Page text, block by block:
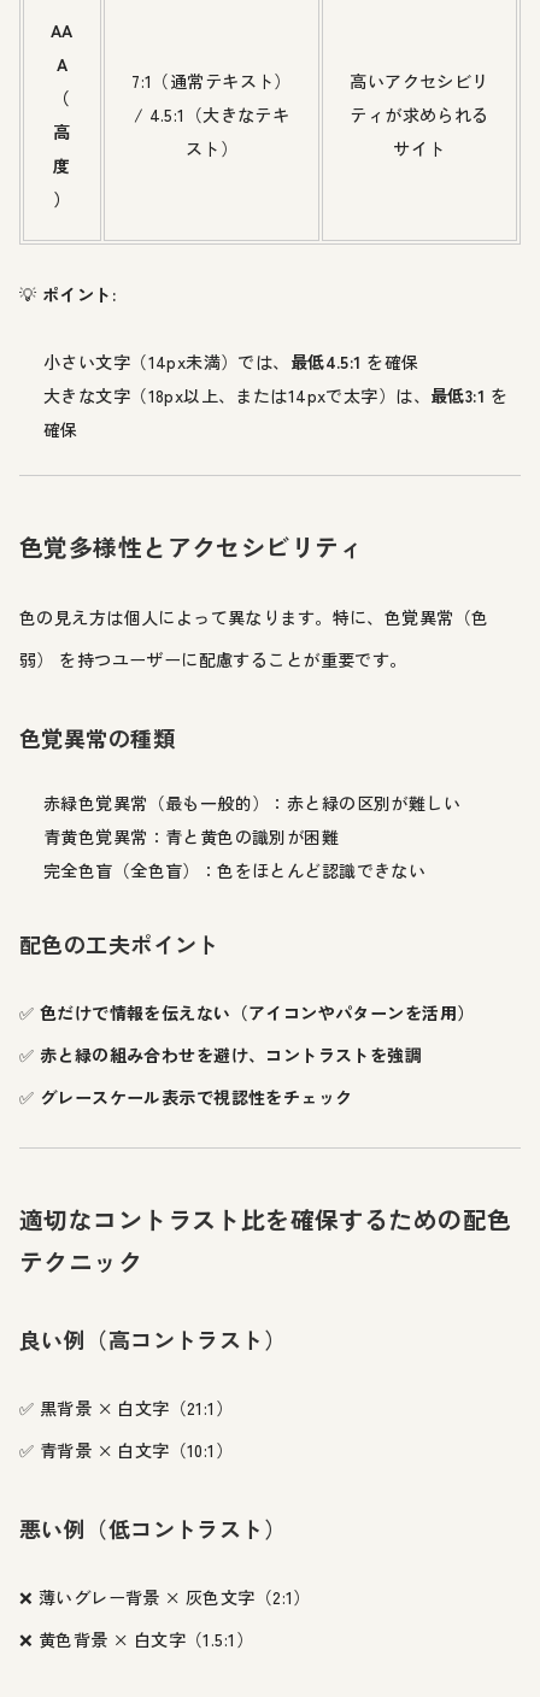
AA
A
（
高
度
）
7:1（通常テキスト）
/ 4.5:1（大きなテキ
スト）
高いアクセシビリ
ティが求められる
サイト
💡 ポイント:
小さい文字（14px未満）では、 最低4.5:1 を確保
大きな文字（18px以上、または14pxで太字）は、 最低3:1 を
確保
色覚多様性とアクセシビリティ
色の見え方は個人によって異なります。特に、色覚異常（色
弱） を持つユーザーに配慮することが重要です。
色覚異常の種類
赤緑色覚異常（最も一般的）：赤と緑の区別が難しい
青黄色覚異常：青と黄色の識別が困難
完全色盲（全色盲）：色をほとんど認識できない
配色の工夫ポイント
✅ 色だけで情報を伝えない（アイコンやパターンを活用）
✅ 赤と緑の組み合わせを避け、コントラストを強調
✅ グレースケール表示で視認性をチェック
適切なコントラスト比を確保するための配色
テクニック
良い例（高コントラスト）
✅ 黒背景 × 白文字（21:1）
✅ 青背景 × 白文字（10:1）
悪い例（低コントラスト）
❌ 薄いグレー背景 × 灰色文字（2:1）
❌ 黄色背景 × 白文字（1.5:1）